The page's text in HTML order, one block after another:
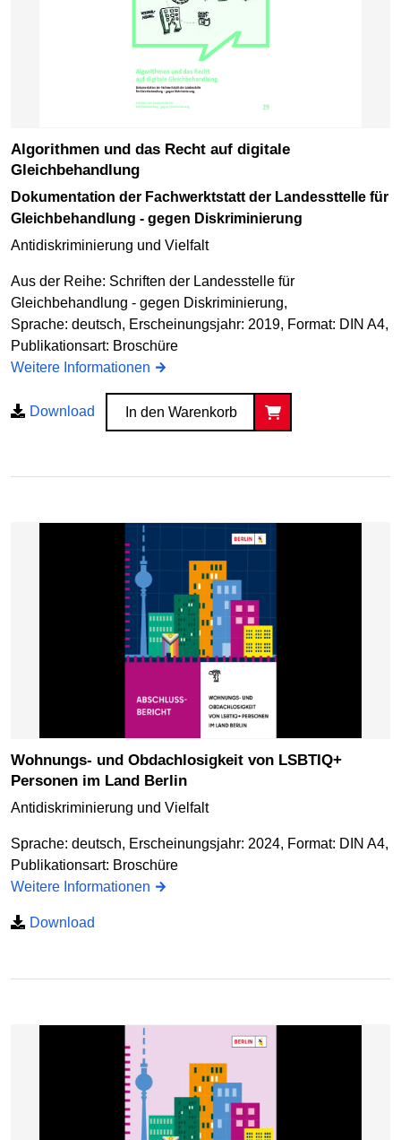
Algorithmen und das Recht auf digitale
Gleichbehandlung
Dokumentation der Fachwerktstatt der Landessttelle für
Gleichbehandlung - gegen Diskriminierung
Antidiskriminierung und Vielfalt
Aus der Reihe: Schriften der Landesstelle für
Gleichbehandlung - gegen Diskriminierung,
Sprache: deutsch, Erscheinungsjahr: 2019, Format: DIN A4,
Publikationsart: Broschüre
Weitere Informationen
Download In den Warenkorb
Wohnungs- und Obdachlosigkeit von LSBTIQ+
Personen im Land Berlin
Antidiskriminierung und Vielfalt
Sprache: deutsch, Erscheinungsjahr: 2024, Format: DIN A4,
Publikationsart: Broschüre
Weitere Informationen
Download